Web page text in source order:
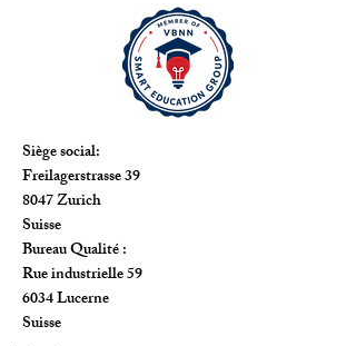
Siège social:
Freilagerstrasse 39
8047 Zurich
Suisse
Bureau Qualité :
Rue industrielle 59
6034 Lucerne
Suisse